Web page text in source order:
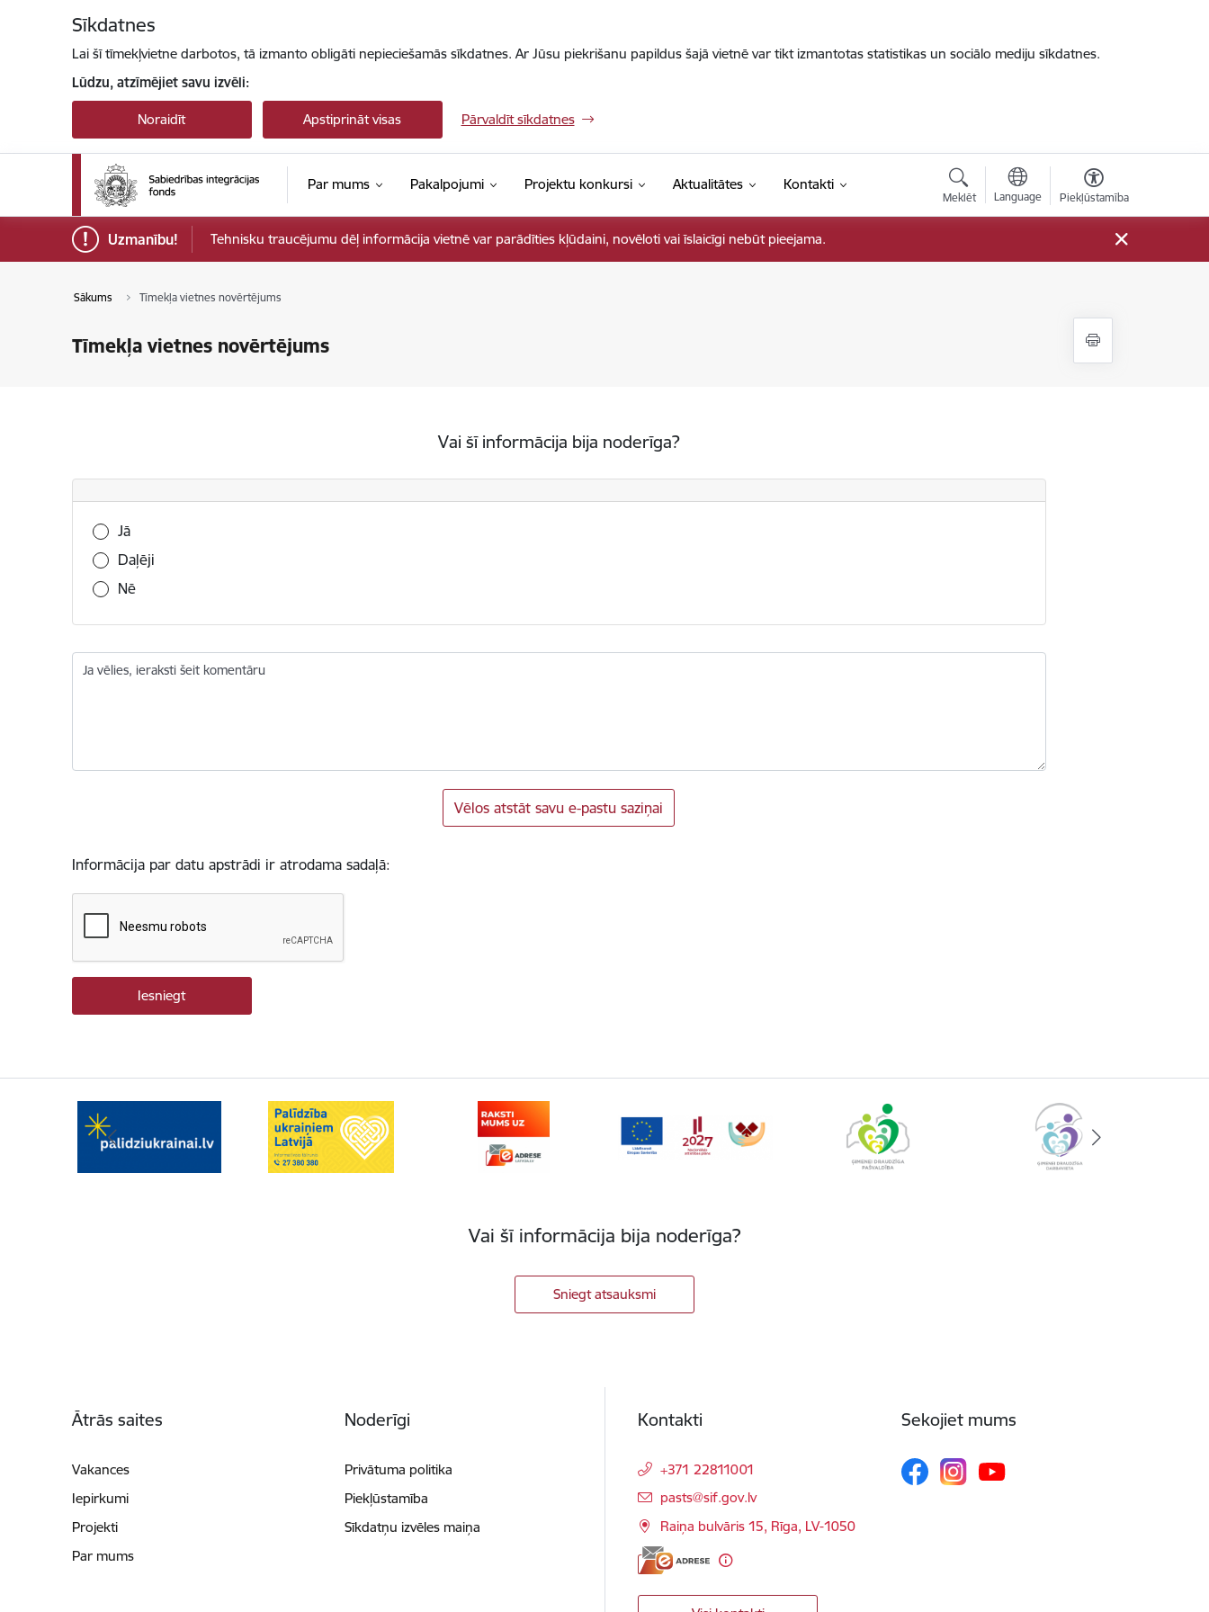
Sīkdatnes
Lai šī tīmekļvietne darbotos, tā izmanto obligāti nepieciešamās sīkdatnes. Ar Jūsu piekrišanu papildus šajā vietnē var tikt izmantotas statistikas un sociālo mediju sīkdatnes.
Lūdzu, atzīmējiet savu izvēli:
Noraidīt Apstiprināt visas Pārvaldīt sīkdatnes
Par mums Pakalpojumi Projektu konkursi Aktualitātes Kontakti
Meklēt Language Piekļūstamība
Uzmanību! Tehnisku traucējumu dēļ informācija vietnē var parādīties kļūdaini, novēloti vai īslaicīgi nebūt pieejama.
Sākums Tīmekļa vietnes novērtējums
Tīmekļa vietnes novērtējums
Vai šī informācija bija noderīga?
Vai šī informācija bija noderīga?
Jā
Daļēji
Nē
Ja vēlies, ieraksti šeit komentāru
Vēlos atstāt savu e-pastu saziņai
Informācija par datu apstrādi ir atrodama sadaļā:
Vai šī informācija bija noderīga?
Sniegt atsauksmi
Ātrās saites
Vakances
Iepirkumi
Projekti
Par mums
Noderīgi
Privātuma politika
Piekļūstamība
Sīkdatņu izvēles maiņa
Kontakti
+371 22811001
E-pasts:
pasts@sif.gov.lv
Raiņa bulvāris 15, Rīga, LV-1050
Sekojiet mums